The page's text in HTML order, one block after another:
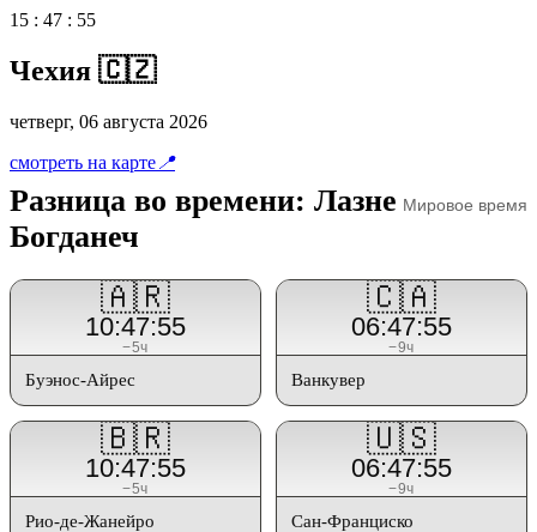
15 : 47 : 55
Чехия 🇨🇿
четверг, 06 августа 2026
смотреть на карте 📍
Разница во времени: Лазне
Богданеч
Мировое время
🇦🇷
10:47:55
−5ч
Буэнос-Айрес
🇨🇦
06:47:55
−9ч
Ванкувер
🇧🇷
10:47:55
−5ч
Рио-де-Жанейро
🇺🇸
06:47:55
−9ч
Сан-Франциско